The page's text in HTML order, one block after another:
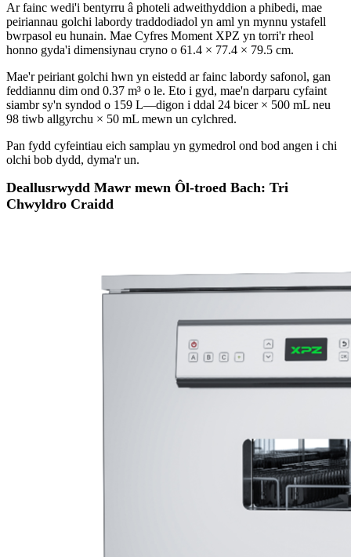
Ar fainc wedi'i bentyrru â photeli adweithyddion a phibedi, mae
peiriannau golchi labordy traddodiadol yn aml yn mynnu ystafell
bwrpasol eu hunain. Mae Cyfres Moment XPZ yn torri'r rheol
honno gyda'i dimensiynau cryno o 61.4 × 77.4 × 79.5 cm.
Mae'r peiriant golchi hwn yn eistedd ar fainc labordy safonol, gan
feddiannu dim ond 0.37 m³ o le. Eto i gyd, mae'n darparu cyfaint
siambr sy'n syndod o 159 L—digon i ddal 24 bicer × 500 mL neu
98 tiwb allgyrchu × 50 mL mewn un cylchred.
Pan fydd cyfeintiau eich samplau yn gymedrol ond bod angen i chi
olchi bob dydd, dyma'r un.
Deallusrwydd Mawr mewn Ôl-troed Bach: Tri
Chwyldro Craidd